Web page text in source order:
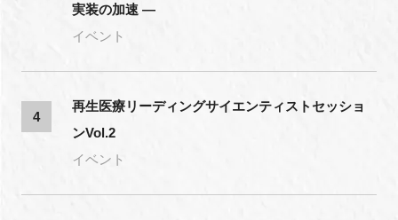
実装の加速 ―
イベント
4
再生医療リーディングサイエンティストセッショ
ンVol.2
イベント